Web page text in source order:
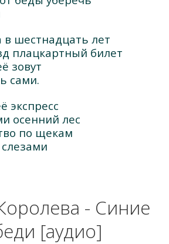
шестнадцать лет
плацкартный билет
зовут
сами.
экспресс
осенний лес
по щекам
- Синие
[аудио]